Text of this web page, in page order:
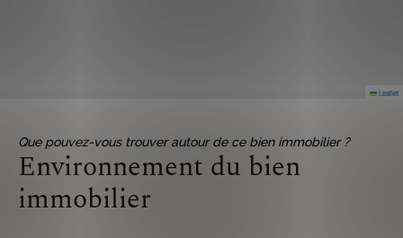
Leaflet
Que pouvez-vous trouver autour de ce bien immobilier ?
Environnement du bien
immobilier